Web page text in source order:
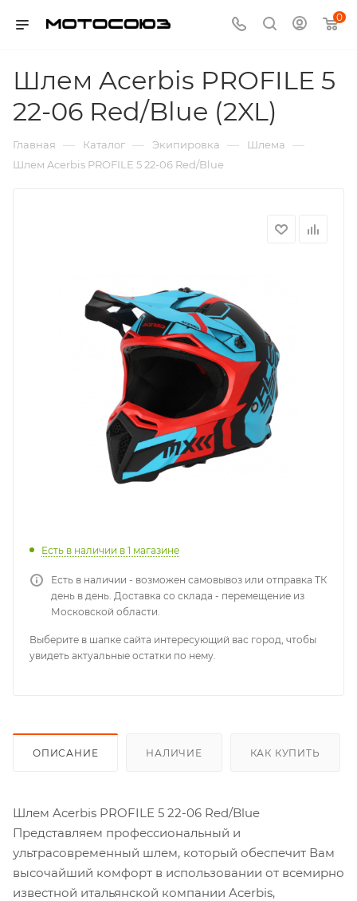
0
Шлем Acerbis PROFILE 5
22-06 Red/Blue (2XL)
Главная — Каталог — Экипировка — Шлема —
Шлем Acerbis PROFILE 5 22-06 Red/Blue
Есть в наличии в 1 магазине
Есть в наличии - возможен самовывоз или отправка ТК
день в день. Доставка со склада - перемещение из
Московской области.
Выберите в шапке сайта интересующий вас город, чтобы
увидеть актуальные остатки по нему.
ОПИСАНИЕ НАЛИЧИЕ КАК КУПИТЬ
Шлем Acerbis PROFILE 5 22-06 Red/Blue
Представляем профессиональный и
ультрасовременный шлем, который обеспечит Вам
высочайший комфорт в использовании от всемирно
известной итальянской компании Acerbis,